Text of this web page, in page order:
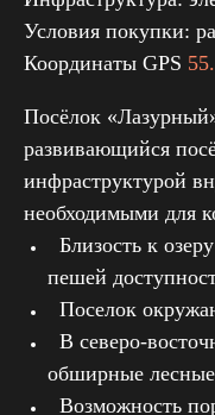
Условия покупки:
Координаты GPS
Посёлок
развивающийся
инфраструктурой
необходимыми для
Близость к
пешей
Поселок
В северо-
обширные
Возможность